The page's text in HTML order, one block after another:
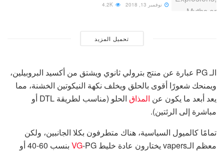
نوفمبر 13, 2018
تحميل المزيد
الـ PG عبارة عن منتج بترولي ثانوي ويشتق من أكسيد البروبيلين،
ويمنحك شعورًا أقوى بالحلق ويخلف نكهة النيكوتين الخشنة، مما
يعد أبعد ما يكون عن المذاق
الحلو (مناسب لطريقة DTL أو
مباشرة إلى الرئتين).
تمامًا كالميول السياسية، هناك متطرفون بكلا الجانبين، ولكن
معظم الـvapers يختارون عادة خليط
VG
-PG بنسب 60-40 أو